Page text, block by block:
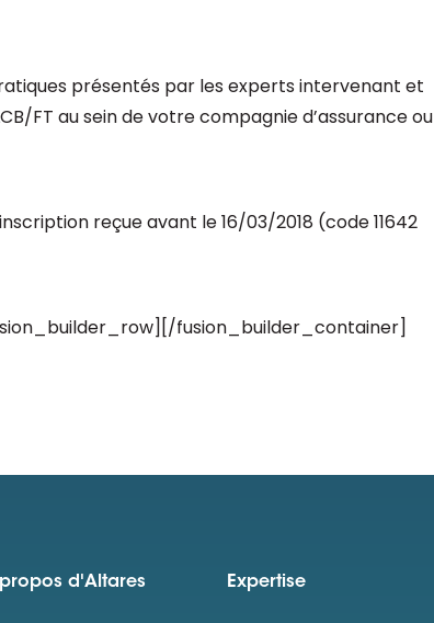
présentés par les experts intervenant et
FT au sein de votre compagnie d’assurance ou
reçue avant le 16/03/2018 (code 11642
fusion_builder_container]
d'Altares Expertise